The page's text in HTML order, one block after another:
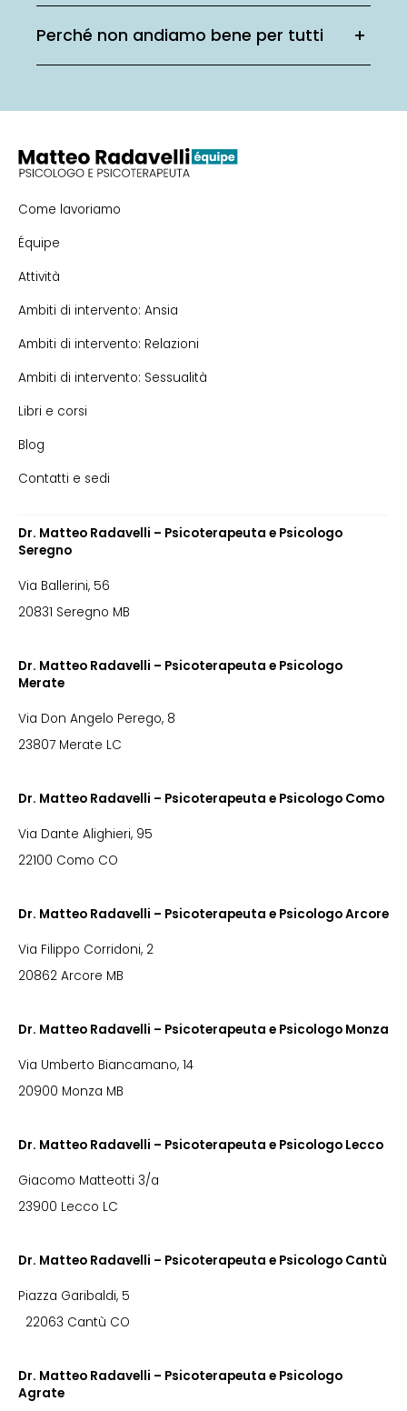
Perché non andiamo bene per tutti
Come lavoriamo
Équipe
Attività
Ambiti di intervento: Ansia
Ambiti di intervento: Relazioni
Ambiti di intervento: Sessualità
Libri e corsi
Blog
Contatti e sedi
Dr. Matteo Radavelli – Psicoterapeuta e Psicologo
Seregno
Via Ballerini, 56
20831 Seregno MB
Dr. Matteo Radavelli – Psicoterapeuta e Psicologo
Merate
Via Don Angelo Perego, 8
23807 Merate LC
Dr. Matteo Radavelli – Psicoterapeuta e Psicologo Como
Via Dante Alighieri, 95
22100 Como CO
Dr. Matteo Radavelli – Psicoterapeuta e Psicologo Arcore
Via Filippo Corridoni, 2
20862 Arcore MB
Dr. Matteo Radavelli – Psicoterapeuta e Psicologo Monza
Via Umberto Biancamano, 14
20900 Monza MB
Dr. Matteo Radavelli – Psicoterapeuta e Psicologo Lecco
Giacomo Matteotti 3/a
23900 Lecco LC
Dr. Matteo Radavelli – Psicoterapeuta e Psicologo Cantù
Piazza Garibaldi, 5
22063 Cantù CO
Dr. Matteo Radavelli – Psicoterapeuta e Psicologo
Agrate